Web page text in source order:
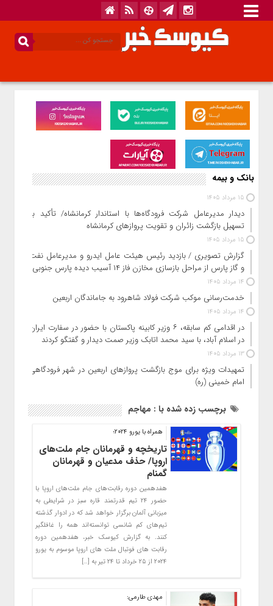
بانک و بیمه
15 مرداد 1405
دیدار مدیرعامل شرکت فرودگاه‌ها با استاندار کرمانشاه/ تأکید بر
تسهیل بازگشت زائران و تقویت پروازهای کرمانشاه
15 مرداد 1405
گزارش تصویری / بازدید رئیس هیئت عامل ایدرو و مدیرعامل نفت
و گاز پارس از مراحل بازسازی مخازن فاز ۱۴ آسیب دیده پارس جنوبی
14 مرداد 1405
خدمت‌رسانی موکب شرکت فولاد شاهرود به جاماندگان اربعین
14 مرداد 1405
در اقدامی کم سابقه، ۶ وزیر کابینه پاکستان با حضور در سفارت ایران
در اسلام آباد، با سید محمد اتابک وزیر صمت دیدار و گفتگو کردند
13 مرداد 1405
تمهیدات ویژه برای موج بازگشت پروازهای اربعین در شهر فرودگاهی
امام خمینی (ره)
برچسب زده شده با : مهاجم
همراه با یورو ۲۰۲۴؛
تاریخچه و قهرمانان جام ملت‌های
اروپا/ حذف مدعیان و قهرمانان
گمنام
هفدهمین دوره رقابت‌های جام ملت‌های اروپا با
حضور ۲۴ تیم قدرتمند قاره سبز در شرایطی به
میزبانی آلمان برگزار خواهد شد که در ادوار گذشته
تیم‌های کم شانسی توانسته‌اند همه را غافلگیر
کنند. به گزارش کیوسک خبر، هفدهمین دوره
رقابت های فوتبال ملت های اروپا موسوم به یورو
۲۰۲۴ از ۲۵ خرداد تا ۲۴ تیر به […]
مهدی طارمی: